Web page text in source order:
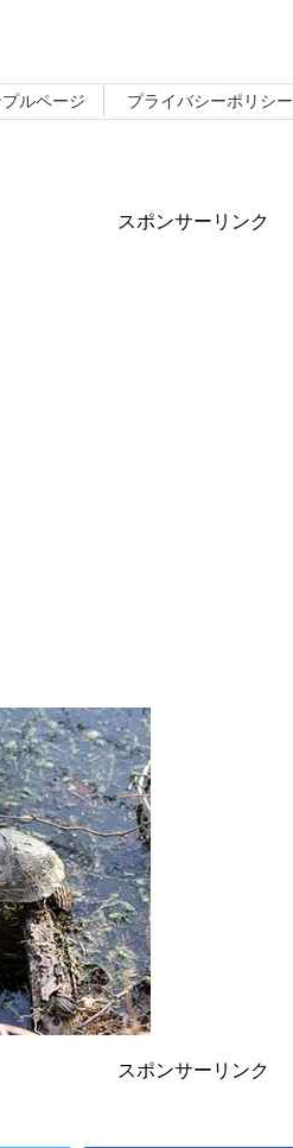
ルページ プライバシーポリシー
スポンサーリンク
スポンサーリンク